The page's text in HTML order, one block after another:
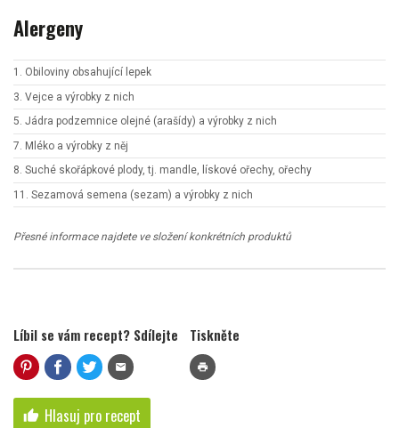
Alergeny
1. Obiloviny obsahující lepek
3. Vejce a výrobky z nich
5. Jádra podzemnice olejné (arašídy) a výrobky z nich
7. Mléko a výrobky z něj
8. Suché skořápkové plody, tj. mandle, lískové ořechy, ořechy
11. Sezamová semena (sezam) a výrobky z nich
Přesné informace najdete ve složení konkrétních produktů
Líbil se vám recept? Sdílejte
mail
Tiskněte
print
thumb_up Hlasuj pro recept